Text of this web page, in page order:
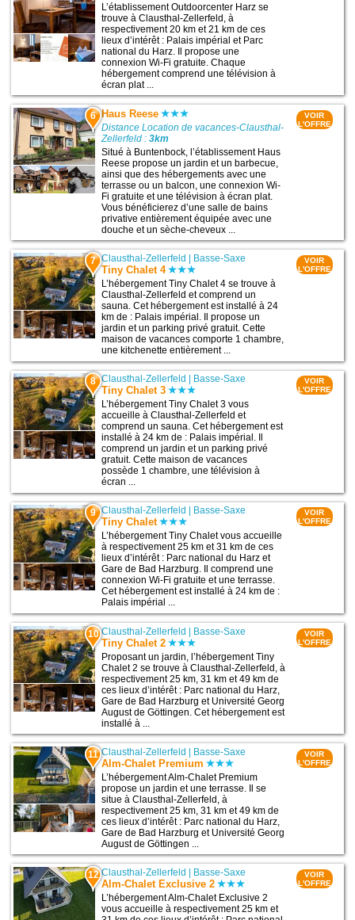
L’établissement Outdoorcenter Harz se
trouve à Clausthal-Zellerfeld, à
respectivement 20 km et 21 km de ces
lieux d’intérêt : Palais impérial et Parc
national du Harz. Il propose une
connexion Wi-Fi gratuite. Chaque
hébergement comprend une télévision à
écran plat ...
6 Haus Reese
Distance Location de vacances-Clausthal-
Zellerfeld :3km
Situé à Buntenbock, l’établissement Haus
Reese propose un jardin et un barbecue,
ainsi que des hébergements avec une
terrasse ou un balcon, une connexion Wi-
Fi gratuite et une télévision à écran plat.
Vous bénéficierez d’une salle de bains
privative entièrement équipée avec une
douche et un sèche-cheveux ...
VOIR
L'OFFRE
7 Clausthal-Zellerfeld Basse-Saxe
Tiny Chalet 4
L’hébergement Tiny Chalet 4 se trouve à
Clausthal-Zellerfeld et comprend un
sauna. Cet hébergement est installé à 24
km de : Palais impérial. Il propose un
jardin et un parking privé gratuit. Cette
maison de vacances comporte 1 chambre,
une kitchenette entièrement ...
VOIR
L'OFFRE
8 Clausthal-Zellerfeld Basse-Saxe
Tiny Chalet 3
L’hébergement Tiny Chalet 3 vous
accueille à Clausthal-Zellerfeld et
comprend un sauna. Cet hébergement est
installé à 24 km de : Palais impérial. Il
comprend un jardin et un parking privé
gratuit. Cette maison de vacances
possède 1 chambre, une télévision à
écran ...
VOIR
L'OFFRE
9 Clausthal-Zellerfeld Basse-Saxe
Tiny Chalet
L’hébergement Tiny Chalet vous accueille
à respectivement 25 km et 31 km de ces
lieux d’intérêt : Parc national du Harz et
Gare de Bad Harzburg. Il comprend une
connexion Wi-Fi gratuite et une terrasse.
Cet hébergement est installé à 24 km de :
Palais impérial ...
VOIR
L'OFFRE
10 Clausthal-Zellerfeld | Basse-Saxe
Tiny Chalet 2
Proposant un jardin, l’hébergement Tiny
Chalet 2 se trouve à Clausthal-Zellerfeld, à
respectivement 25 km, 31 km et 49 km de
ces lieux d’intérêt : Parc national du Harz,
Gare de Bad Harzburg et Université Georg
August de Göttingen. Cet hébergement est
installé à ...
VOIR
L'OFFRE
11 Clausthal-Zellerfeld | Basse-Saxe
Alm-Chalet Premium
L’hébergement Alm-Chalet Premium
propose un jardin et une terrasse. Il se
situe à Clausthal-Zellerfeld, à
respectivement 25 km, 31 km et 49 km de
ces lieux d’intérêt : Parc national du Harz,
Gare de Bad Harzburg et Université Georg
August de Göttingen ...
VOIR
L'OFFRE
12 Clausthal-Zellerfeld | Basse-Saxe
Alm-Chalet Exclusive 2
L’hébergement Alm-Chalet Exclusive 2
vous accueille à respectivement 25 km et
VOIR
L'OFFRE